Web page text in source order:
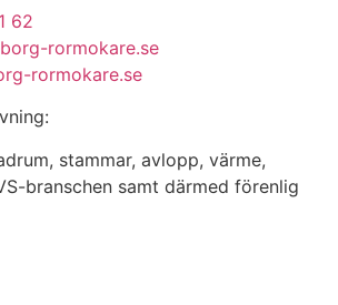
62
rormokare.se
rormokare.se
stammar, avlopp, värme,
branschen samt därmed förenlig